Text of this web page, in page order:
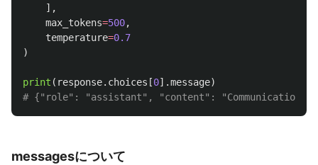
],
max_tokens=500,
temperature=0.7
)
print ( response. choices [0].message)
messagesについて